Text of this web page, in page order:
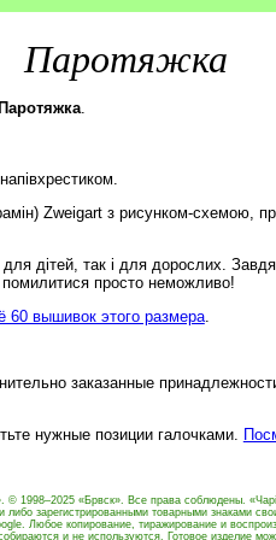
Паротяжка
.
Zweigart з рисунком-схемою,
дітей, так і для дорослих.
просто неможливо!
60 вышивок этого размера.
заказанные
нужные позиции галочками.
© 1998–2025 «Брвск». Все права соблюдены.
зарегистрированными товарными знаками
Любое копирование, тиражирование и
и не используются. Готовое изделие